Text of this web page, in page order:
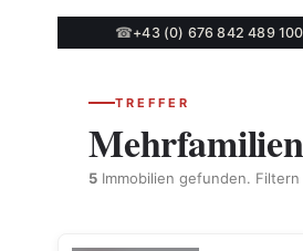
☎+43 (0) 676 842 489 100
TREFFER
5 Immobilien gefunden.